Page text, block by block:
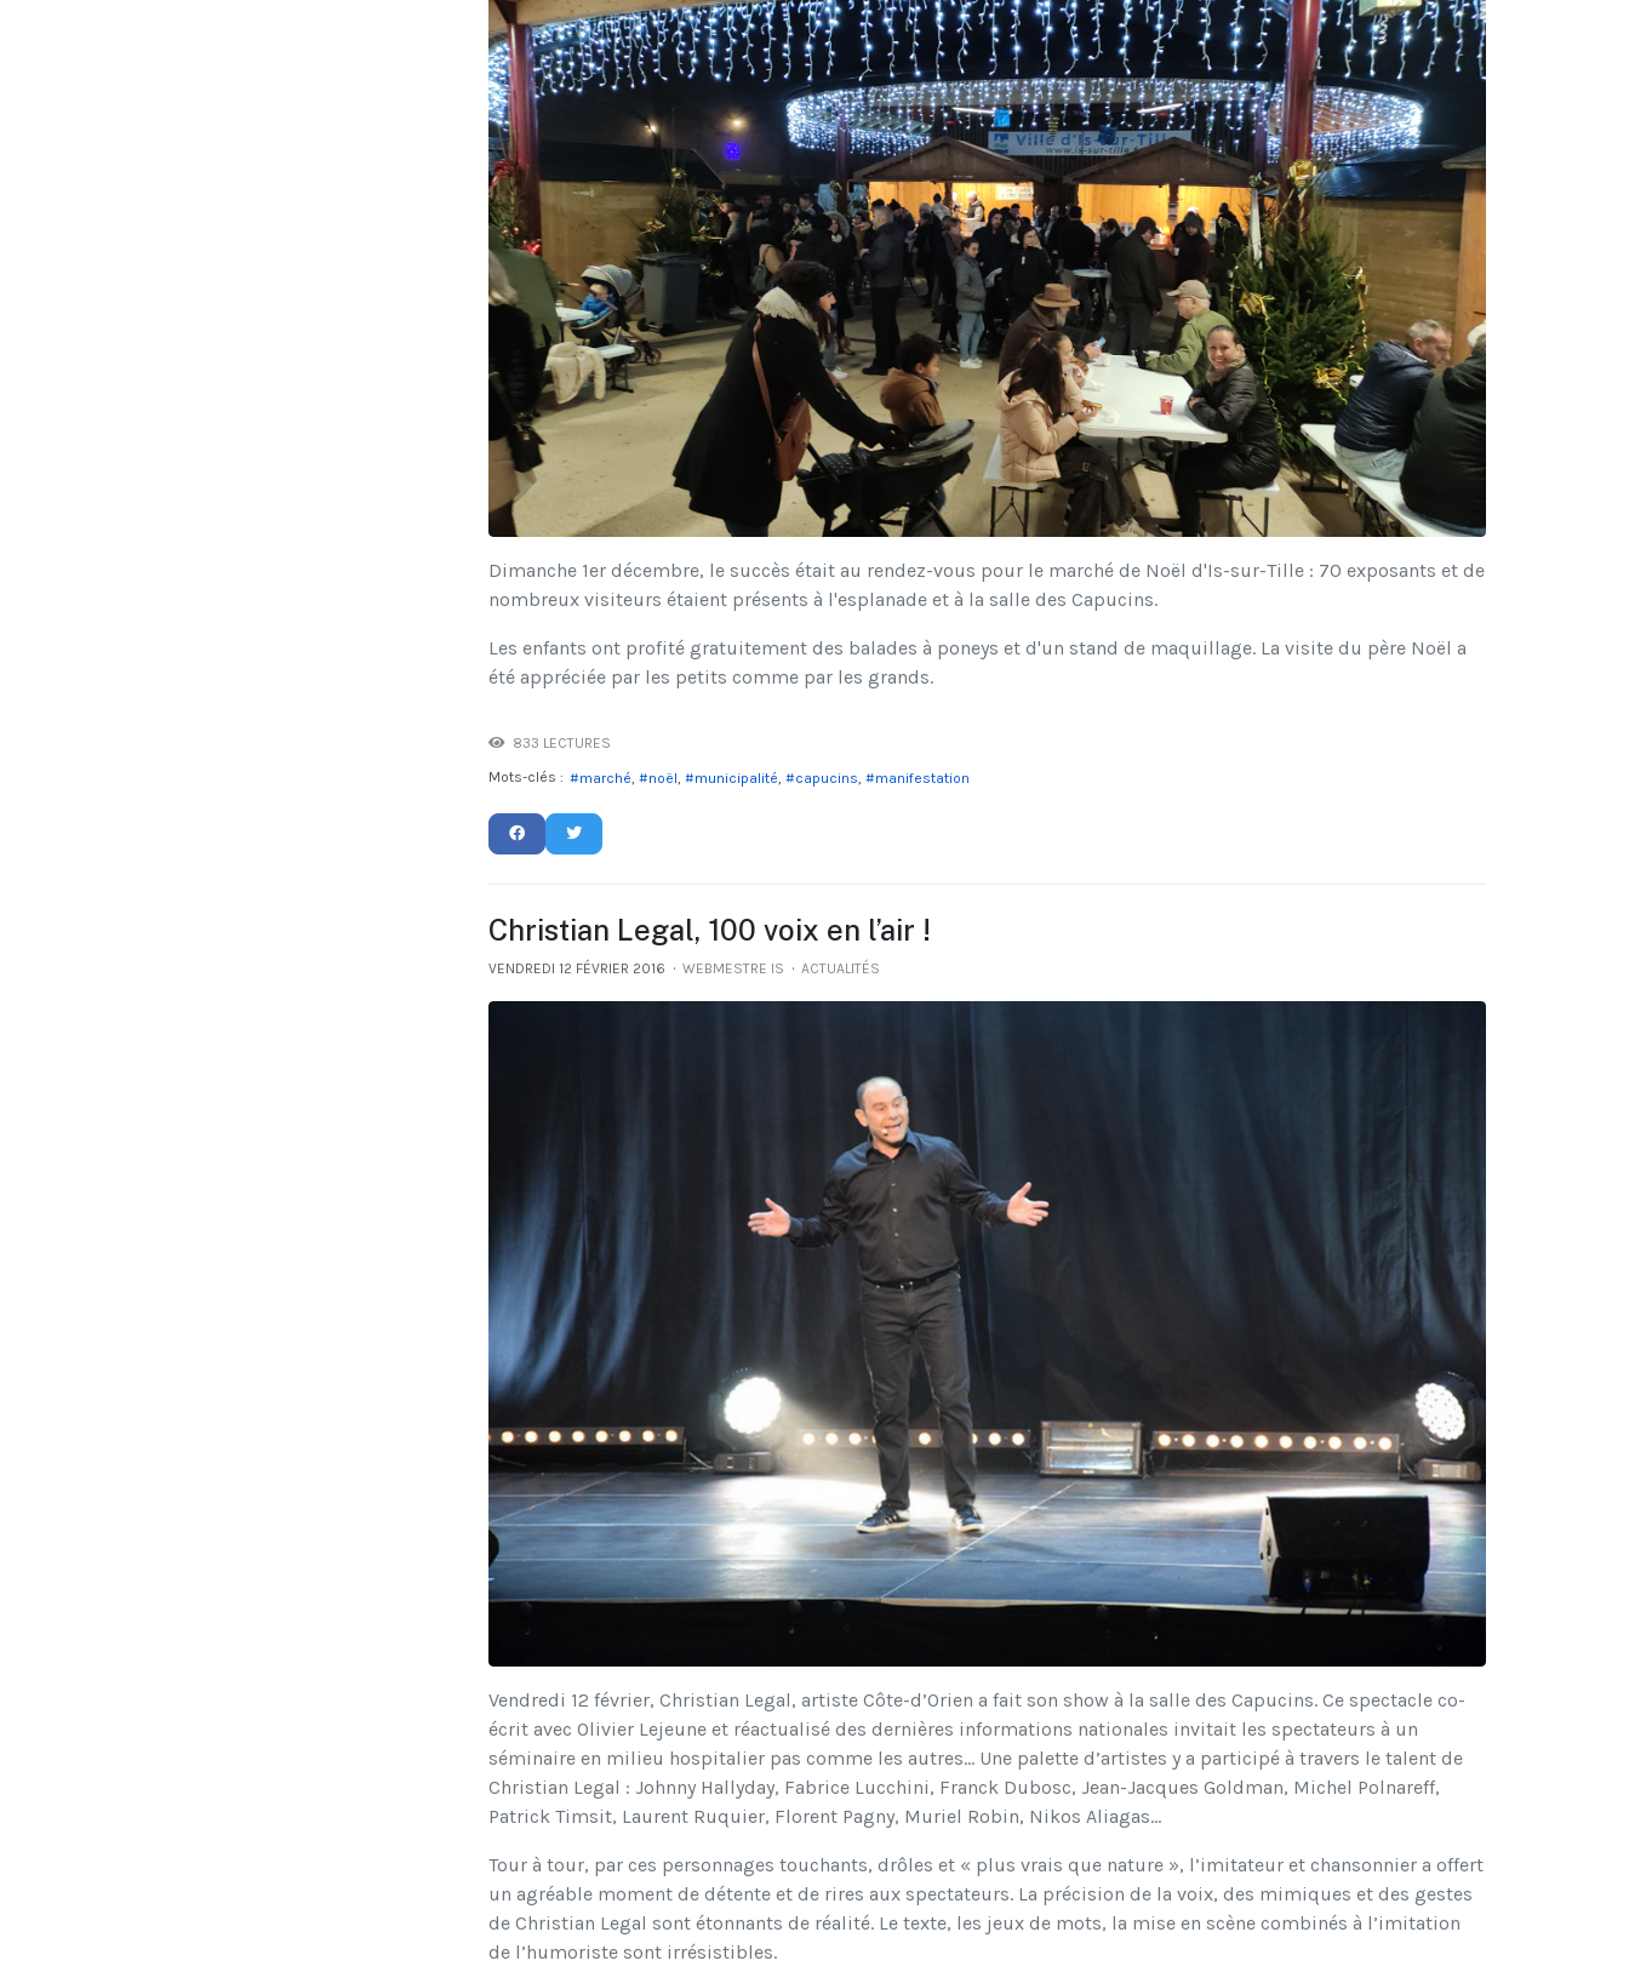
Dimanche 1er décembre, le succès était au rendez-vous pour le marché de Noël d'Is-sur-Tille : 70 exposants et de
nombreux visiteurs étaient présents à l'esplanade et à la salle des Capucins.
Les enfants ont profité gratuitement des balades à poneys et d'un stand de maquillage. La visite du père Noël a
été appréciée par les petits comme par les grands.
833 LECTURES
Mots-clés :
marché noël municipalité capucins manifestation
Christian Legal, 100 voix en l’air !
VENDREDI 12 FÉVRIER 2016 WEBMESTRE IS ACTUALITÉS
Vendredi 12 février, Christian Legal, artiste Côte-d’Orien a fait son show à la salle des Capucins. Ce spectacle co-
écrit avec Olivier Lejeune et réactualisé des dernières informations nationales invitait les spectateurs à un
séminaire en milieu hospitalier pas comme les autres... Une palette d’artistes y a participé à travers le talent de
Christian Legal : Johnny Hallyday, Fabrice Lucchini, Franck Dubosc, Jean-Jacques Goldman, Michel Polnareff,
Patrick Timsit, Laurent Ruquier, Florent Pagny, Muriel Robin, Nikos Aliagas...
Tour à tour, par ces personnages touchants, drôles et « plus vrais que nature », l’imitateur et chansonnier a offert
un agréable moment de détente et de rires aux spectateurs. La précision de la voix, des mimiques et des gestes
de Christian Legal sont étonnants de réalité. Le texte, les jeux de mots, la mise en scène combinés à l’imitation
de l’humoriste sont irrésistibles.